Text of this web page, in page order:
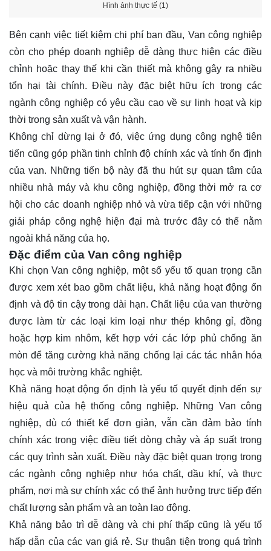
Hình ảnh thực tế (1)
Bên cạnh việc tiết kiệm chi phí ban đầu, Van công nghiệp
còn cho phép doanh nghiệp dễ dàng thực hiện các điều
chỉnh hoặc thay thế khi cần thiết mà không gây ra nhiều
tổn hại tài chính. Điều này đặc biệt hữu ích trong các
ngành công nghiệp có yêu cầu cao về sự linh hoạt và kịp
thời trong sản xuất và vận hành.
Không chỉ dừng lại ở đó, việc ứng dụng công nghệ tiên
tiến cũng góp phần tinh chỉnh độ chính xác và tính ổn định
của van. Những tiến bộ này đã thu hút sự quan tâm của
nhiều nhà máy và khu công nghiệp, đồng thời mở ra cơ
hội cho các doanh nghiệp nhỏ và vừa tiếp cận với những
giải pháp công nghệ hiện đại mà trước đây có thể nằm
ngoài khả năng của họ.
Đặc điểm của Van công nghiệp
Khi chọn Van công nghiệp, một số yếu tố quan trọng cần
được xem xét bao gồm chất liệu, khả năng hoạt động ổn
định và độ tin cậy trong dài hạn. Chất liệu của van thường
được làm từ các loại kim loại như thép không gỉ, đồng
hoặc hợp kim nhôm, kết hợp với các lớp phủ chống ăn
mòn để tăng cường khả năng chống lại các tác nhân hóa
học và môi trường khắc nghiệt.
Khả năng hoạt động ổn định là yếu tố quyết định đến sự
hiệu quả của hệ thống công nghiệp. Những Van công
nghiệp, dù có thiết kế đơn giản, vẫn cần đảm bảo tính
chính xác trong việc điều tiết dòng chảy và áp suất trong
các quy trình sản xuất. Điều này đặc biệt quan trọng trong
các ngành công nghiệp như hóa chất, dầu khí, và thực
phẩm, nơi mà sự chính xác có thể ảnh hưởng trực tiếp đến
chất lượng sản phẩm và an toàn lao động.
Khả năng bảo trì dễ dàng và chi phí thấp cũng là yếu tố
hấp dẫn của các van giá rẻ. Sự thuận tiện trong quá trình